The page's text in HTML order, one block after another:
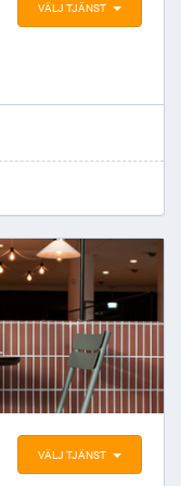
VÄLJ TJÄNST
VÄLJ TJÄNST